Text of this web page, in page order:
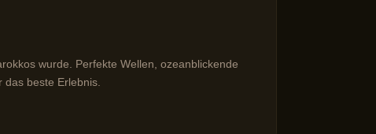
wurde. Perfekte Wellen, ozeanblickende
beste Erlebnis.